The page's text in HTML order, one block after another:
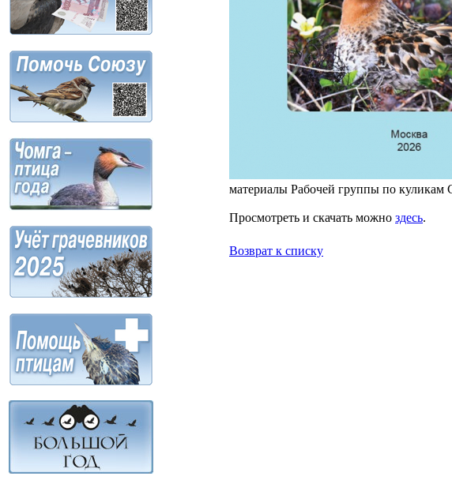
материалы Рабочей группы по куликам
Просмотреть и скачать можно здесь.
Возврат к списку